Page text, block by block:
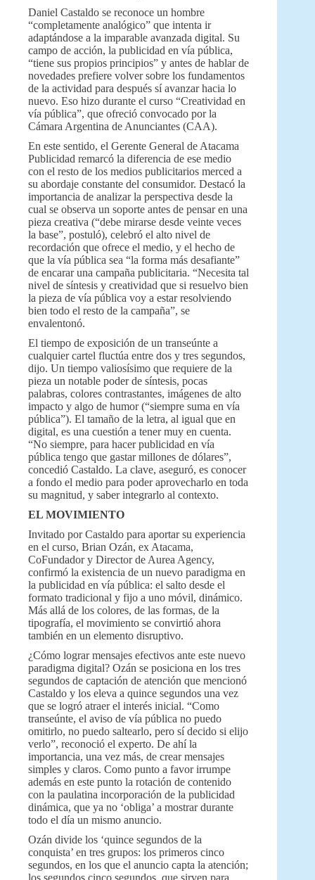
Daniel Castaldo se reconoce un hombre
“completamente analógico” que intenta ir
adaptándose a la imparable avanzada digital. Su
campo de acción, la publicidad en vía pública,
“tiene sus propios principios” y antes de hablar de
novedades prefiere volver sobre los fundamentos
de la actividad para después sí avanzar hacia lo
nuevo. Eso hizo durante el curso “Creatividad en
vía pública”, que ofreció convocado por la
Cámara Argentina de Anunciantes (CAA).
En este sentido, el Gerente General de Atacama
Publicidad remarcó la diferencia de ese medio
con el resto de los medios publicitarios merced a
su abordaje constante del consumidor. Destacó la
importancia de analizar la perspectiva desde la
cual se observa un soporte antes de pensar en una
pieza creativa (“debe mirarse desde veinte veces
la base”, postuló), celebró el alto nivel de
recordación que ofrece el medio, y el hecho de
que la vía pública sea “la forma más desafiante”
de encarar una campaña publicitaria. “Necesita tal
nivel de síntesis y creatividad que si resuelvo bien
la pieza de vía pública voy a estar resolviendo
bien todo el resto de la campaña”, se
envalentonó.
El tiempo de exposición de un transeúnte a
cualquier cartel fluctúa entre dos y tres segundos,
dijo. Un tiempo valiosísimo que requiere de la
pieza un notable poder de síntesis, pocas
palabras, colores contrastantes, imágenes de alto
impacto y algo de humor (“siempre suma en vía
pública”). El tamaño de la letra, al igual que en
digital, es una cuestión a tener muy en cuenta.
“No siempre, para hacer publicidad en vía
pública tengo que gastar millones de dólares”,
concedió Castaldo. La clave, aseguró, es conocer
a fondo el medio para poder aprovecharlo en toda
su magnitud, y saber integrarlo al contexto.
EL MOVIMIENTO
Invitado por Castaldo para aportar su experiencia
en el curso, Brian Ozán, ex Atacama,
CoFundador y Director de Aurea Agency,
confirmó la existencia de un nuevo paradigma en
la publicidad en vía pública: el salto desde el
formato tradicional y fijo a uno móvil, dinámico.
Más allá de los colores, de las formas, de la
tipografía, el movimiento se convirtió ahora
también en un elemento disruptivo.
¿Cómo lograr mensajes efectivos ante este nuevo
paradigma digital? Ozán se posiciona en los tres
segundos de captación de atención que mencionó
Castaldo y los eleva a quince segundos una vez
que se logró atraer el interés inicial. “Como
transeúnte, el aviso de vía pública no puedo
omitirlo, no puedo saltearlo, pero sí decido si elijo
verlo”, reconoció el experto. De ahí la
importancia, una vez más, de crear mensajes
simples y claros. Como punto a favor irrumpe
además en este punto la rotación de contenido
con la paulatina incorporación de la publicidad
dinámica, que ya no ‘obliga’ a mostrar durante
todo el día un mismo anuncio.
Ozán divide los ‘quince segundos de la
conquista’ en tres grupos: los primeros cinco
segundos, en los que el anuncio capta la atención;